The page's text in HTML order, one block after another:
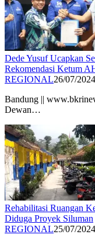
Dede Yusuf Ucapkan
Rekomendasi Ketum
REGIONAL26/07/2024
Bandung ||
Dewan…
Rehabilitasi Ruangan
Diduga Proyek Siluman
REGIONAL25/07/2024